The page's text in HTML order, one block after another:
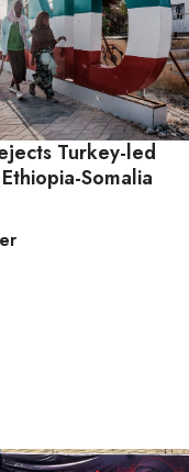
Turkey-led
Somalia